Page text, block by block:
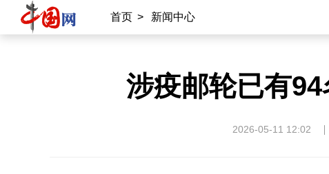
首页 > 新闻中心
涉疫邮轮已有
2026-05-11 12:02